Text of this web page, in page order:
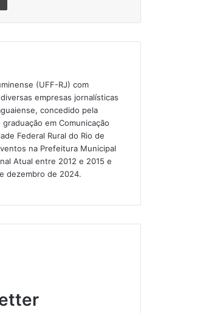
(UFF-RJ) com
empresas jornalísticas
concedido pela
em Comunicação
Federal Rural do Rio de
na Prefeitura Municipal
Atual entre 2012 e 2015 e
dezembro de 2024.